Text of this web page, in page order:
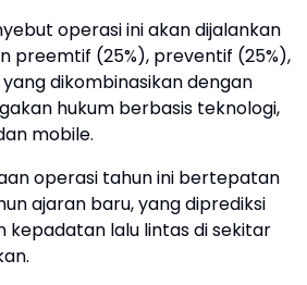
operasi ini akan dijalankan
preemtif (25%), preventif (25%),
dikombinasikan dengan
hukum berbasis teknologi,
mobile.
operasi tahun ini bertepatan
ajaran baru, yang diprediksi
kepadatan lalu lintas di sekitar